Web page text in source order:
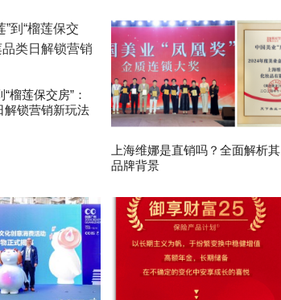
“榴莲保交房”：
解锁营销新玩法
上海维娜是直销吗？全面解析其
品牌背景